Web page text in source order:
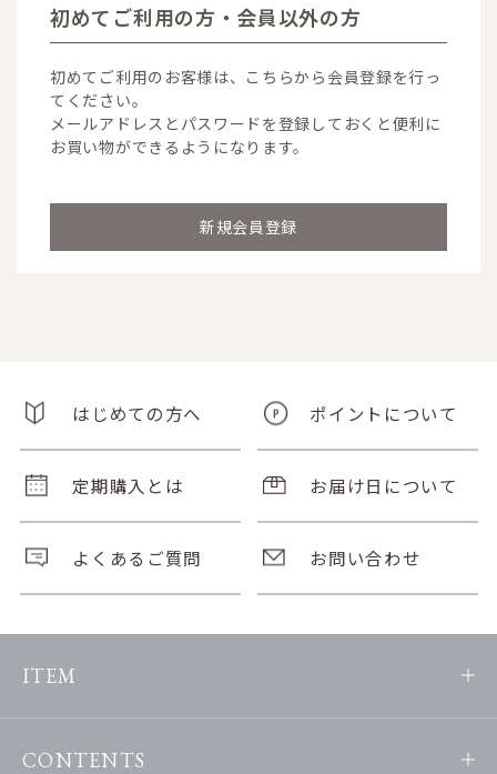
初めてご利用の方・会員以外の方
初めてご利用のお客様は、こちらから会員登録を行っ
てください。
メールアドレスとパスワードを登録しておくと便利に
お買い物ができるようになります。
はじめての方へ ポイントについて
定期購入とは お届け日について
よくあるご質問 お問い合わせ
ITEM
CONTENTS